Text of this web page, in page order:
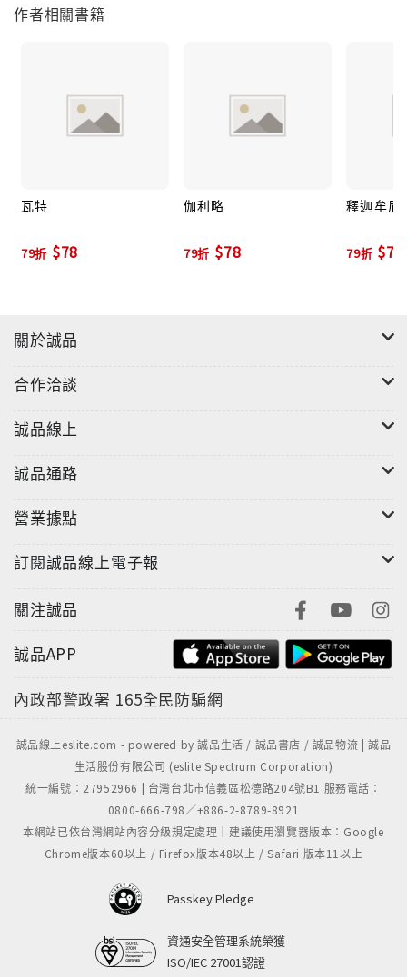
作者相關書籍
瓦特
79折 $78
伽利略
79折 $78
釋迦牟尼
79折 $78
關於誠品
合作洽談
誠品線上
誠品通路
營業據點
訂閱誠品線上電子報
關注誠品
誠品APP
內政部警政署 165全民防騙網
誠品線上eslite.com - powered by 誠品生活 / 誠品書店 / 誠品物流 | 誠品
生活股份有限公司 (eslite Spectrum Corporation)
統一編號：27952966 | 台灣台北市信義區松德路204號B1 服務電話：
0800-666-798／+886-2-8789-8921
本網站已依台灣網站內容分級規定處理｜建議使用瀏覽器版本：Google
Chrome版本60以上 / Firefox版本48以上 / Safari 版本11以上
Passkey Pledge
資通安全管理系統榮獲
ISO/IEC 27001認證